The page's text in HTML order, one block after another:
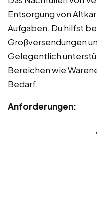
Entsorgung von
Aufgaben. Du hilfst
Großversendungen
Gelegentlich
Bereichen wie
Bedarf.
Anforderungen: